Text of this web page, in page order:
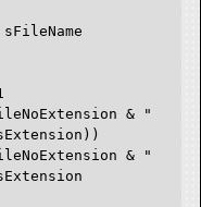
& "
& "